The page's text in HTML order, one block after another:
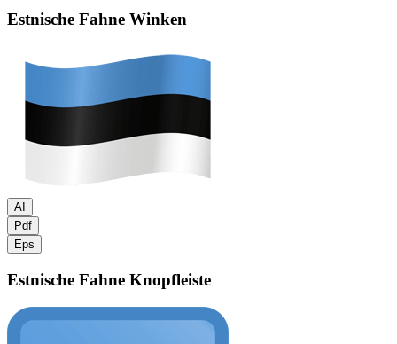
Estnische Fahne Winken
AI
Pdf
Eps
Estnische Fahne Knopfleiste